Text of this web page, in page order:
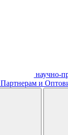
научно-
Партнерам и